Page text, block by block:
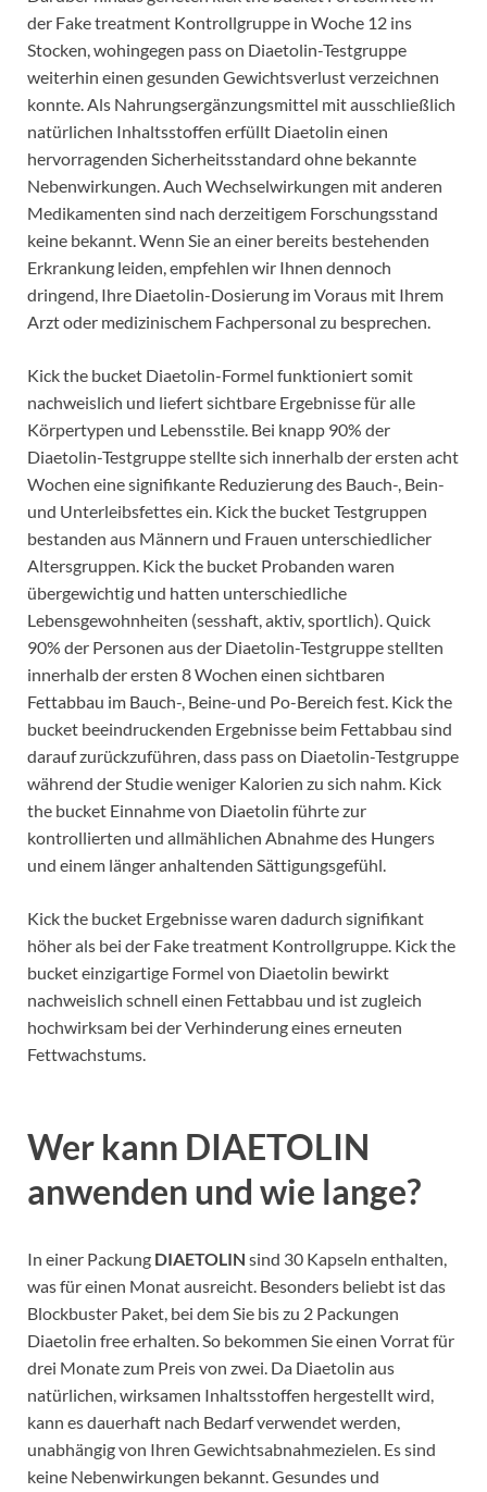
der Fake treatment Kontrollgruppe in Woche 12 ins
Stocken, wohingegen pass on Diaetolin-Testgruppe
weiterhin einen gesunden Gewichtsverlust verzeichnen
konnte. Als Nahrungsergänzungsmittel mit ausschließlich
natürlichen Inhaltsstoffen erfüllt Diaetolin einen
hervorragenden Sicherheitsstandard ohne bekannte
Nebenwirkungen. Auch Wechselwirkungen mit anderen
Medikamenten sind nach derzeitigem Forschungsstand
keine bekannt. Wenn Sie an einer bereits bestehenden
Erkrankung leiden, empfehlen wir Ihnen dennoch
dringend, Ihre Diaetolin-Dosierung im Voraus mit Ihrem
Arzt oder medizinischem Fachpersonal zu besprechen.
Kick the bucket Diaetolin-Formel funktioniert somit
nachweislich und liefert sichtbare Ergebnisse für alle
Körpertypen und Lebensstile. Bei knapp 90% der
Diaetolin-Testgruppe stellte sich innerhalb der ersten acht
Wochen eine signifikante Reduzierung des Bauch-, Bein-
und Unterleibsfettes ein. Kick the bucket Testgruppen
bestanden aus Männern und Frauen unterschiedlicher
Altersgruppen. Kick the bucket Probanden waren
übergewichtig und hatten unterschiedliche
Lebensgewohnheiten (sesshaft, aktiv, sportlich). Quick
90% der Personen aus der Diaetolin-Testgruppe stellten
innerhalb der ersten 8 Wochen einen sichtbaren
Fettabbau im Bauch-, Beine-und Po-Bereich fest. Kick the
bucket beeindruckenden Ergebnisse beim Fettabbau sind
darauf zurückzuführen, dass pass on Diaetolin-Testgruppe
während der Studie weniger Kalorien zu sich nahm. Kick
the bucket Einnahme von Diaetolin führte zur
kontrollierten und allmählichen Abnahme des Hungers
und einem länger anhaltenden Sättigungsgefühl.
Kick the bucket Ergebnisse waren dadurch signifikant
höher als bei der Fake treatment Kontrollgruppe. Kick the
bucket einzigartige Formel von Diaetolin bewirkt
nachweislich schnell einen Fettabbau und ist zugleich
hochwirksam bei der Verhinderung eines erneuten
Fettwachstums.
Wer kann DIAETOLIN
anwenden und wie lange?
In einer Packung DIAETOLIN sind 30 Kapseln enthalten,
was für einen Monat ausreicht. Besonders beliebt ist das
Blockbuster Paket, bei dem Sie bis zu 2 Packungen
Diaetolin free erhalten. So bekommen Sie einen Vorrat für
drei Monate zum Preis von zwei. Da Diaetolin aus
natürlichen, wirksamen Inhaltsstoffen hergestellt wird,
kann es dauerhaft nach Bedarf verwendet werden,
unabhängig von Ihren Gewichtsabnahmezielen. Es sind
keine Nebenwirkungen bekannt. Gesundes und